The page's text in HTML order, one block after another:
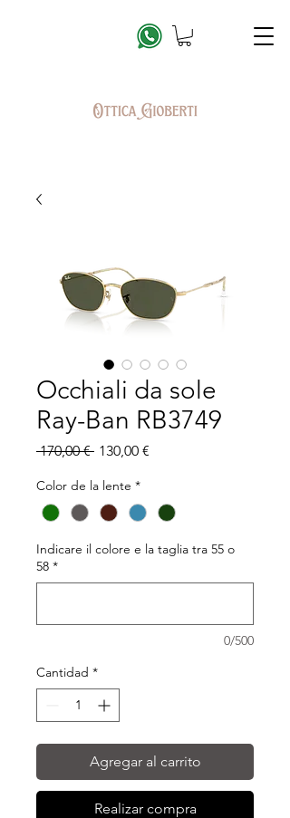
Occhiali da sole
Ray-Ban RB3749
170,00 € Precio
130,00 €
Color de la lente *
Indicare il colore e la taglia tra 55 o
58 *
0/500
Cantidad *
Agregar al carrito
Realizar compra